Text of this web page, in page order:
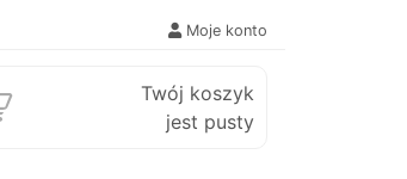
Moje konto
Twój koszyk
jest pusty